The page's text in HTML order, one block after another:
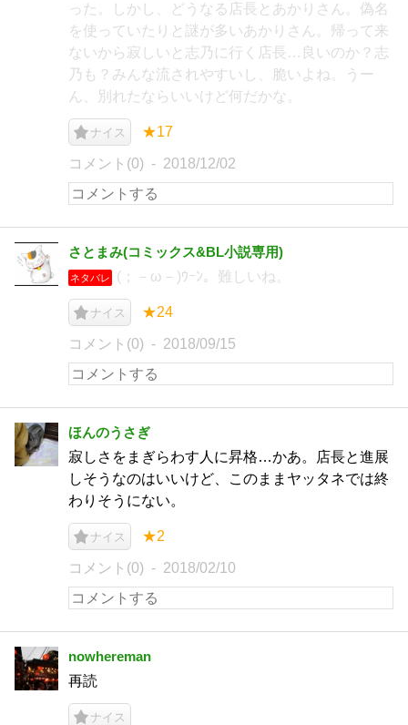
った。しかし、どうなる店長とあかりさん。偽名
を使っていたりと謎が多いあかりさん。帰って来
ないから寂しいと志乃に行く店長…良いのか？志
乃も？みんな流されやすいし、脆いよね。うー
ん、別れたならいいけど何だかな。
ナイス ★17
コメント(0) 2018/12/02
さとまみ(コミックス&BL小説専用)
ネタバレ (；－ω－)ｳｰﾝ。難しいね。
ナイス ★24
コメント(0) 2018/09/15
ほんのうさぎ
寂しさをまぎらわす人に昇格…かあ。店長と進展
しそうなのはいいけど、このままヤッタネでは終
わりそうにない。
ナイス ★2
コメント(0) 2018/02/10
nowhereman
再読
ナイス